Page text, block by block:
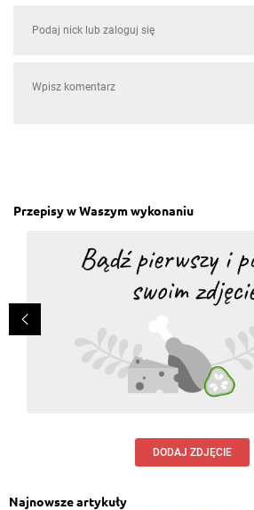
Przepisy w Waszym wykonaniu
DODAJ ZDJĘCIE
Najnowsze artykuły